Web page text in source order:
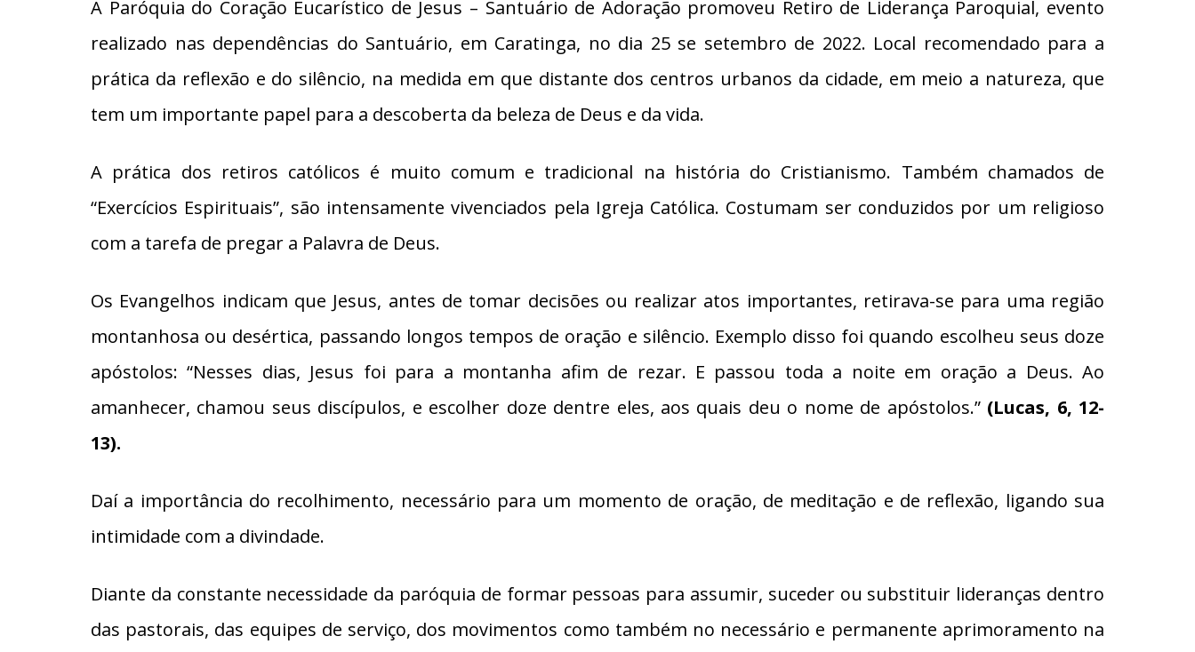
A Paróquia do Coração Eucarístico de Jesus – Santuário de Adoração promoveu Retiro de Liderança Paroquial, evento
realizado nas dependências do Santuário, em Caratinga, no dia 25 se setembro de 2022. Local recomendado para a
prática da reflexão e do silêncio, na medida em que distante dos centros urbanos da cidade, em meio a natureza, que
tem um importante papel para a descoberta da beleza de Deus e da vida.
A prática dos retiros católicos é muito comum e tradicional na história do Cristianismo. Também chamados de
“Exercícios Espirituais”, são intensamente vivenciados pela Igreja Católica. Costumam ser conduzidos por um religioso
com a tarefa de pregar a Palavra de Deus.
Os Evangelhos indicam que Jesus, antes de tomar decisões ou realizar atos importantes, retirava-se para uma região
montanhosa ou desértica, passando longos tempos de oração e silêncio. Exemplo disso foi quando escolheu seus doze
apóstolos: “Nesses dias, Jesus foi para a montanha afim de rezar. E passou toda a noite em oração a Deus. Ao
amanhecer, chamou seus discípulos, e escolher doze dentre eles, aos quais deu o nome de apóstolos.” (Lucas, 6, 12-
13).
Daí a importância do recolhimento, necessário para um momento de oração, de meditação e de reflexão, ligando sua
intimidade com a divindade.
Diante da constante necessidade da paróquia de formar pessoas para assumir, suceder ou substituir lideranças dentro
das pastorais, das equipes de serviço, dos movimentos como também no necessário e permanente aprimoramento na